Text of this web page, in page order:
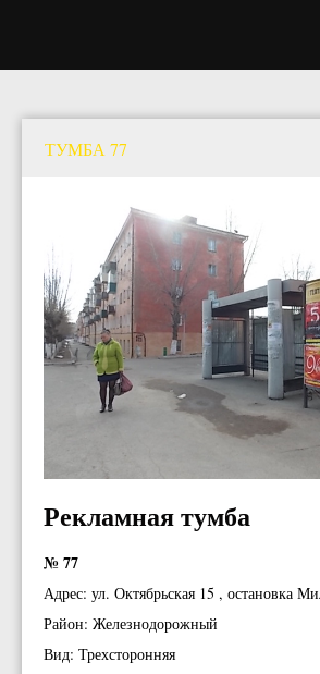
Рекламная тумба
№ 77
Адрес: ул. Октябрьская 15 , остановка
Район: Железнодорожный
Вид: Трехсторонняя